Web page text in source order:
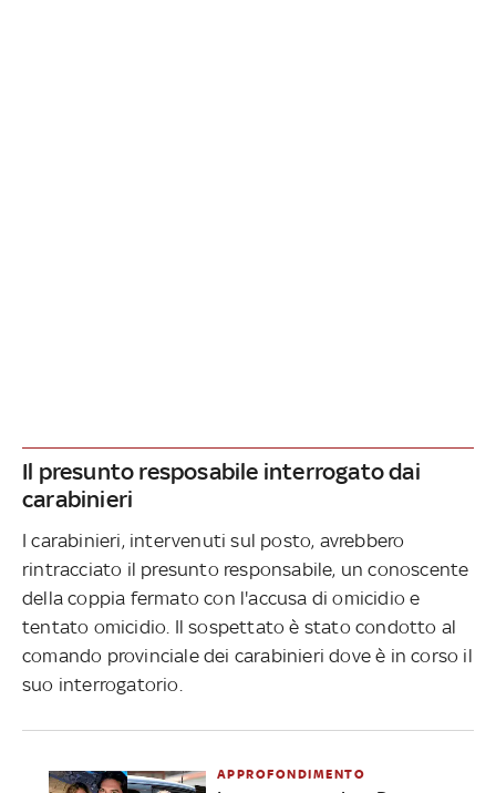
Il presunto resposabile interrogato dai
carabinieri
I carabinieri, intervenuti sul posto, avrebbero
rintracciato il presunto responsabile, un conoscente
della coppia fermato con l'accusa di omicidio e
tentato omicidio. Il sospettato è stato condotto al
comando provinciale dei carabinieri dove è in corso il
suo interrogatorio.
APPROFONDIMENTO